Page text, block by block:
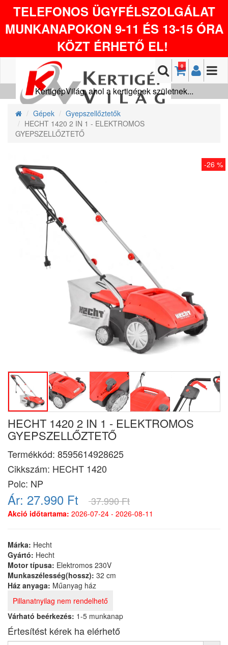
TELEFONOS ÜGYFÉLSZOLGÁLAT
MUNKANAPOKON 9-11 ÉS 13-15 ÓRA
KÖZT ÉRHETŐ EL!
0
KertigépVilág, ahol a kertigépek születnek...
Gépek
Gyepszellőztetők
HECHT 1420 2 IN 1 - ELEKTROMOS
GYEPSZELLŐZTETŐ
-26 %
HECHT 1420 2 IN 1 - ELEKTROMOS
GYEPSZELLŐZTETŐ
Termékkód: 8595614928625
Cikkszám: HECHT 1420
Polc: NP
Ár: 27.990 Ft 37.990 Ft
Akció időtartama: 2026-07-24 - 2026-08-11
Márka: Hecht
Gyártó: Hecht
Motor típusa: Elektromos 230V
Munkaszélesség(hossz): 32 cm
Ház anyaga: Műanyag ház
Pillanatnyilag nem rendelhető
Várható beérkezés: 1-5 munkanap
Értesítést kérek ha elérhető